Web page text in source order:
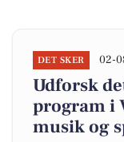
DET SKER 02-
Udforsk
program i
musik og